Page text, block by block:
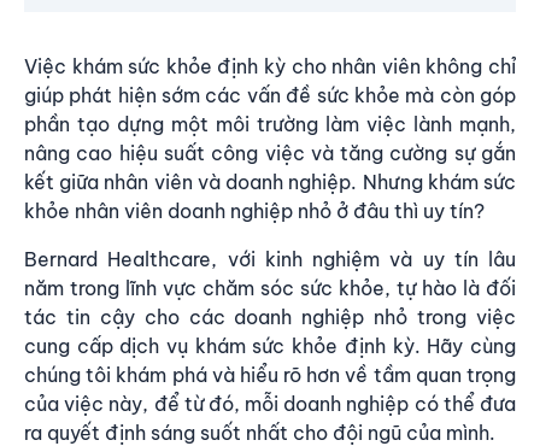
Việc khám sức khỏe định kỳ cho nhân viên không chỉ
giúp phát hiện sớm các vấn đề sức khỏe mà còn góp
phần tạo dựng một môi trường làm việc lành mạnh,
nâng cao hiệu suất công việc và tăng cường sự gắn
kết giữa nhân viên và doanh nghiệp. Nhưng khám sức
khỏe nhân viên doanh nghiệp nhỏ ở đâu thì uy tín?
Bernard Healthcare, với kinh nghiệm và uy tín lâu
năm trong lĩnh vực chăm sóc sức khỏe, tự hào là đối
tác tin cậy cho các doanh nghiệp nhỏ trong việc
cung cấp dịch vụ khám sức khỏe định kỳ. Hãy cùng
chúng tôi khám phá và hiểu rõ hơn về tầm quan trọng
của việc này, để từ đó, mỗi doanh nghiệp có thể đưa
ra quyết định sáng suốt nhất cho đội ngũ của mình.